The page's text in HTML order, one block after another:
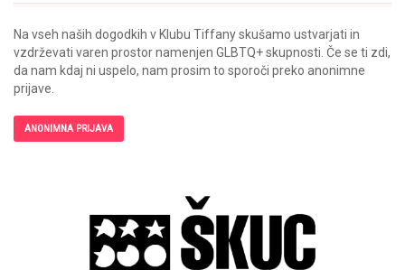
Na vseh naših dogodkih v Klubu Tiffany skušamo ustvarjati in
vzdrževati varen prostor namenjen GLBTQ+ skupnosti. Če se ti zdi,
da nam kdaj ni uspelo, nam prosim to sporoči preko anonimne
prijave.
ANONIMNA PRIJAVA